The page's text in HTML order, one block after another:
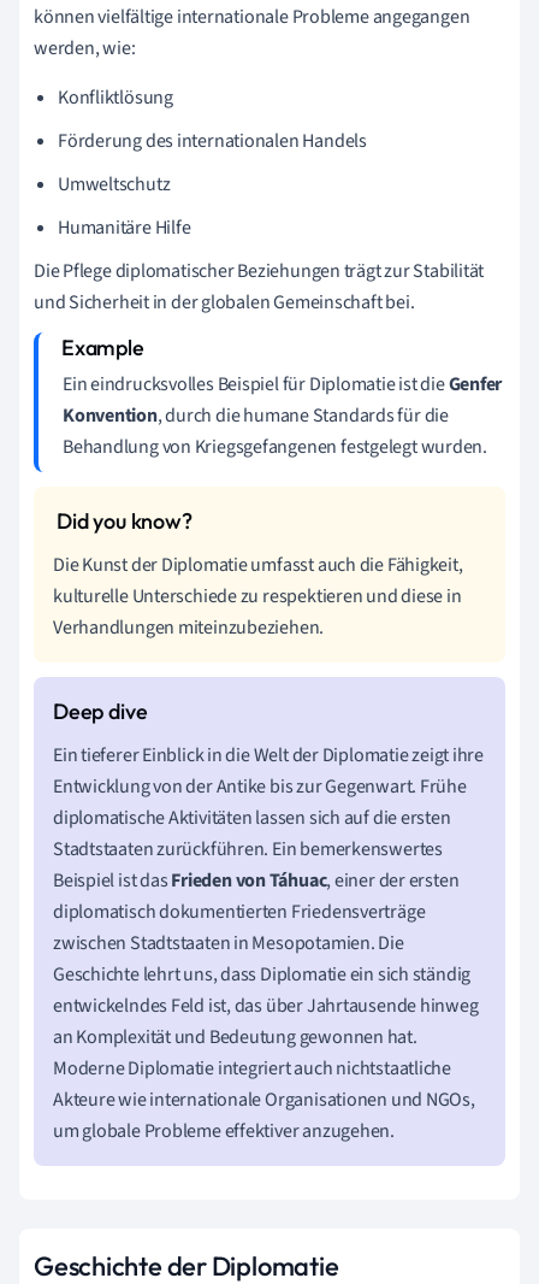
können vielfältige internationale Probleme angegangen
werden, wie:
Konfliktlösung
Förderung des internationalen Handels
Umweltschutz
Humanitäre Hilfe
Die Pflege diplomatischer Beziehungen trägt zur Stabilität
und Sicherheit in der globalen Gemeinschaft bei.
Ein eindrucksvolles Beispiel für Diplomatie ist dieGenfer
Konvention, durch die humane Standards für die
Behandlung von Kriegsgefangenen festgelegt wurden.
Die Kunst der Diplomatie umfasst auch die Fähigkeit,
kulturelle Unterschiede zu respektieren und diese in
Verhandlungen miteinzubeziehen.
Ein tieferer Einblick in die Welt der Diplomatie zeigt ihre
Entwicklung von der Antike bis zur Gegenwart. Frühe
diplomatische Aktivitäten lassen sich auf die ersten
Stadtstaaten zurückführen. Ein bemerkenswertes
Beispiel ist dasFrieden von Táhuac, einer der ersten
diplomatisch dokumentierten Friedensverträge
zwischen Stadtstaaten in Mesopotamien. Die
Geschichte lehrt uns, dass Diplomatie ein sich ständig
entwickelndes Feld ist, das über Jahrtausende hinweg
an Komplexität und Bedeutung gewonnen hat.
Moderne Diplomatie integriert auch nichtstaatliche
Akteure wie internationale Organisationen und NGOs,
um globale Probleme effektiver anzugehen.
Geschichte der Diplomatie